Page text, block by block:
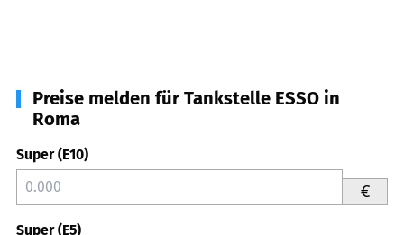
Preise melden für Tankstelle ESSO in
Roma
Super (E10)
€
Super (E5)